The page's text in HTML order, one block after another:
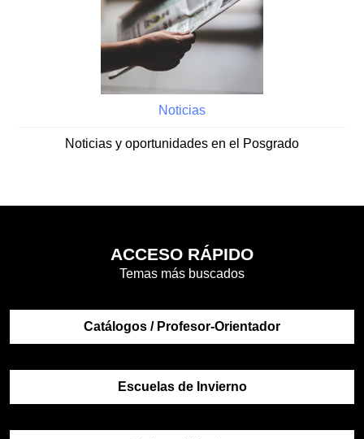
Noticias
Noticias y oportunidades en el Posgrado
ACCESO RÁPIDO
Temas más buscados
Catálogos / Profesor-Orientador
Escuelas de Invierno